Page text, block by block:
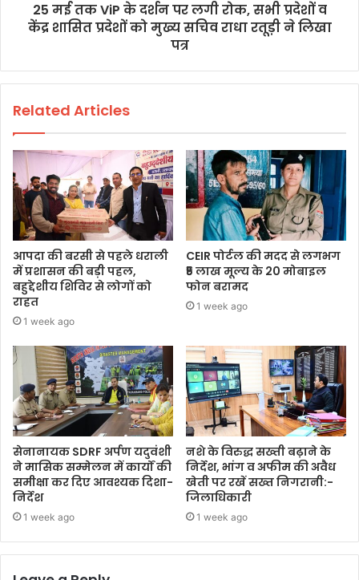
25 मई तक ViP के दर्शन पर लगी रोक, सभी प्रदेशों व
केंद्र शासित प्रदेशों को मुख्य सचिव राधा रतूड़ी ने लिखा
पत्र
Related Articles
आपदा की बरसी से पहले धराली
में प्रशासन की बड़ी पहल,
बहुद्देशीय शिविर से लोगों को
राहत
1 week ago
CEIR पोर्टल की मदद से लगभग
₹5 लाख मूल्य के 20 मोबाइल
फोन बरामद
1 week ago
सेनानायक SDRF अर्पण यदुवंशी
ने मासिक सम्मेलन में कार्यों की
समीक्षा कर दिए आवश्यक दिशा-
निर्देश
1 week ago
नशे के विरुद्ध सख्ती बढ़ाने के
निर्देश, भांग व अफीम की अवैध
खेती पर रखें सख्त निगरानी:-
जिलाधिकारी
1 week ago